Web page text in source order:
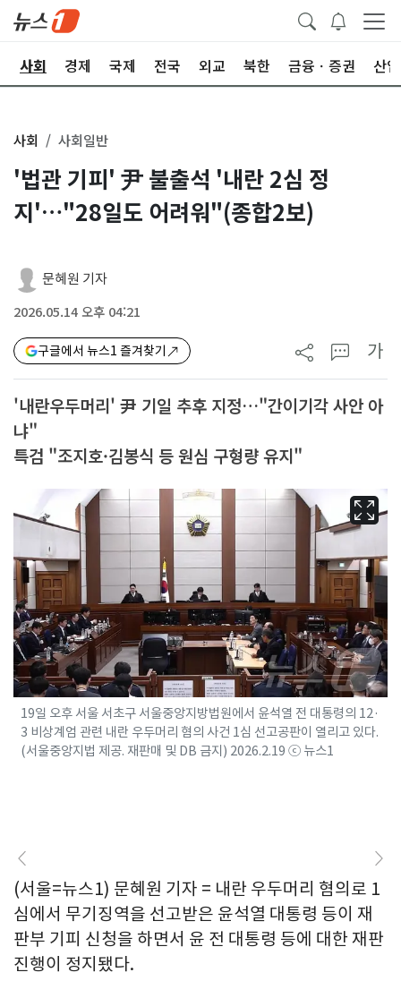
사회 경제 국제 전국 외교 북한 금융ㆍ증권 산업
사회 사회일반
'법관 기피' 尹 불출석 '내란 2심 정
지'…"28일도 어려워"(종합2보)
문혜원 기자
2026.05.14 오후 04:21
구글에서 뉴스1 즐겨찾기 가
'내란우두머리' 尹 기일 추후 지정…"간이기각 사안 아
냐"
특검 "조지호·김봉식 등 원심 구형량 유지"
19일 오후 서울 서초구 서울중앙지방법원에서 윤석열 전 대통령의 12·
3 비상계엄 관련 내란 우두머리 혐의 사건 1심 선고공판이 열리고 있다.
(서울중앙지법 제공. 재판매 및 DB 금지) 2026.2.19 ⓒ 뉴스1
(서울=뉴스1) 문혜원 기자 = 내란 우두머리 혐의로 1
심에서 무기징역을 선고받은 윤석열 대통령 등이 재
판부 기피 신청을 하면서 윤 전 대통령 등에 대한 재판
진행이 정지됐다.